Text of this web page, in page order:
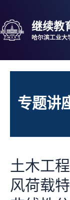
内
容
继续教
哈尔滨工业大
专题讲
土木工
风荷载